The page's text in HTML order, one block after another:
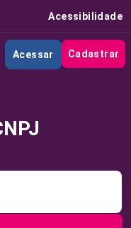
Acessibilidade
Acessar Cadastrar